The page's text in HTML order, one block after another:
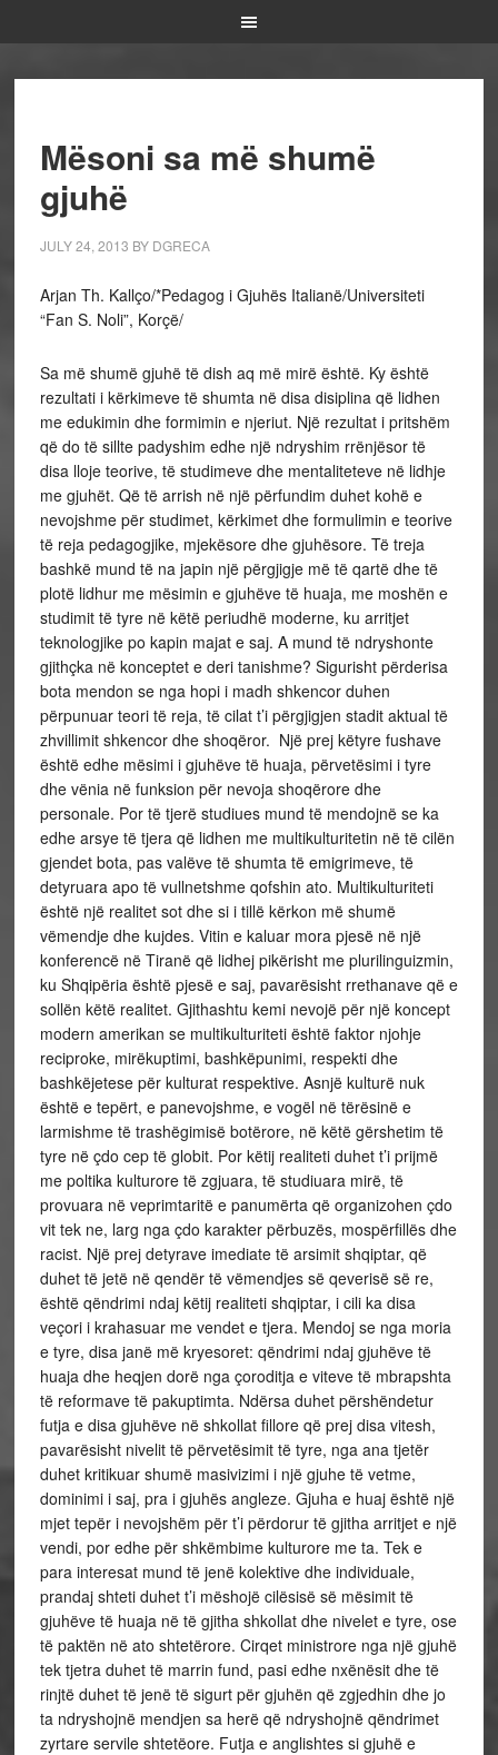
Mësoni sa më shumë
gjuhë
JULY 24, 2013 BY DGRECA
Arjan Th. Kallço/*Pedagog i Gjuhës Italianë/Universiteti
“Fan S. Noli”, Korçë/
Sa më shumë gjuhë të dish aq më mirë është. Ky është
rezultati i kërkimeve të shumta në disa disiplina që lidhen
me edukimin dhe formimin e njeriut. Një rezultat i pritshëm
që do të sillte padyshim edhe një ndryshim rrënjësor të
disa lloje teorive, të studimeve dhe mentaliteteve në lidhje
me gjuhët. Që të arrish në një përfundim duhet kohë e
nevojshme për studimet, kërkimet dhe formulimin e teorive
të reja pedagogjike, mjekësore dhe gjuhësore. Të treja
bashkë mund të na japin një përgjigje më të qartë dhe të
plotë lidhur me mësimin e gjuhëve të huaja, me moshën e
studimit të tyre në këtë periudhë moderne, ku arritjet
teknologjike po kapin majat e saj. A mund të ndryshonte
gjithçka në konceptet e deri tanishme? Sigurisht përderisa
bota mendon se nga hopi i madh shkencor duhen
përpunuar teori të reja, të cilat t’i përgjigjen stadit aktual të
zhvillimit shkencor dhe shoqëror. Një prej këtyre fushave
është edhe mësimi i gjuhëve të huaja, përvetësimi i tyre
dhe vënia në funksion për nevoja shoqërore dhe
personale. Por të tjerë studiues mund të mendojnë se ka
edhe arsye të tjera që lidhen me multikulturitetin në të cilën
gjendet bota, pas valëve të shumta të emigrimeve, të
detyruara apo të vullnetshme qofshin ato. Multikulturiteti
është një realitet sot dhe si i tillë kërkon më shumë
vëmendje dhe kujdes. Vitin e kaluar mora pjesë në një
konferencë në Tiranë që lidhej pikërisht me plurilinguizmin,
ku Shqipëria është pjesë e saj, pavarësisht rrethanave që e
sollën këtë realitet. Gjithashtu kemi nevojë për një koncept
modern amerikan se multikulturiteti është faktor njohje
reciproke, mirëkuptimi, bashkëpunimi, respekti dhe
bashkëjetese për kulturat respektive. Asnjë kulturë nuk
është e tepërt, e panevojshme, e vogël në tërësinë e
larmishme të trashëgimisë botërore, në këtë gërshetim të
tyre në çdo cep të globit. Por këtij realiteti duhet t’i prijmë
me poltika kulturore të zgjuara, të studiuara mirë, të
provuara në veprimtaritë e panumërta që organizohen çdo
vit tek ne, larg nga çdo karakter përbuzës, mospërfillës dhe
racist. Një prej detyrave imediate të arsimit shqiptar, që
duhet të jetë në qendër të vëmendjes së qeverisë së re,
është qëndrimi ndaj këtij realiteti shqiptar, i cili ka disa
veçori i krahasuar me vendet e tjera. Mendoj se nga moria
e tyre, disa janë më kryesoret: qëndrimi ndaj gjuhëve të
huaja dhe heqjen dorë nga çoroditja e viteve të mbrapshta
të reformave të pakuptimta. Ndërsa duhet përshëndetur
futja e disa gjuhëve në shkollat fillore që prej disa vitesh,
pavarësisht nivelit të përvetësimit të tyre, nga ana tjetër
duhet kritikuar shumë masivizimi i një gjuhe të vetme,
dominimi i saj, pra i gjuhës angleze. Gjuha e huaj është një
mjet tepër i nevojshëm për t’i përdorur të gjitha arritjet e një
vendi, por edhe për shkëmbime kulturore me ta. Tek e
para interesat mund të jenë kolektive dhe individuale,
prandaj shteti duhet t’i mëshojë cilësisë së mësimit të
gjuhëve të huaja në të gjitha shkollat dhe nivelet e tyre, ose
të paktën në ato shtetërore. Cirqet ministrore nga një gjuhë
tek tjetra duhet të marrin fund, pasi edhe nxënësit dhe të
rinjtë duhet të jenë të sigurt për gjuhën që zgjedhin dhe jo
ta ndryshojnë mendjen sa herë që ndryshojnë qëndrimet
zyrtare servile shtetëore. Futja e anglishtes si gjuhë e